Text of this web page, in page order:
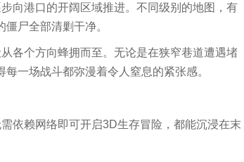
向港口的开阔区域推进。不同级别的地图，有
尸全部清剿干净。
各个方向蜂拥而至。无论是在狭窄巷道遭遇堵
一场战斗都弥漫着令人窒息的紧张感。
依赖网络即可开启3D生存冒险，都能沉浸在末